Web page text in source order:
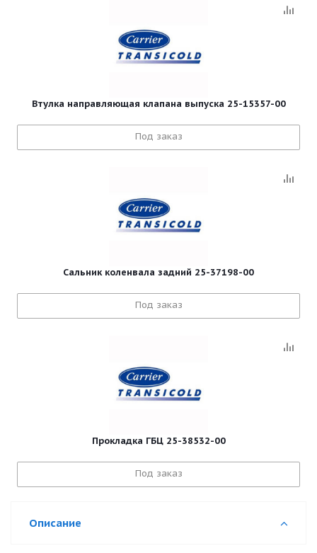
Втулка направляющая клапана выпуска 25-15357-00
Под заказ
Сальник коленвала задний 25-37198-00
Под заказ
Прокладка ГБЦ 25-38532-00
Под заказ
Описание